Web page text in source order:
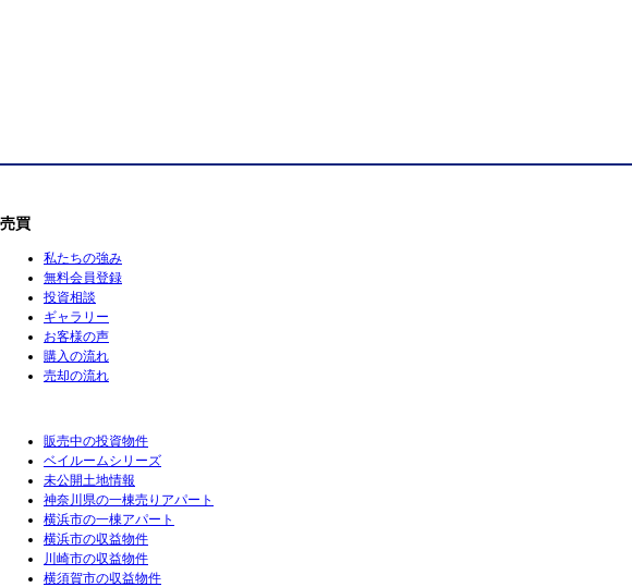
売買
私たちの強み
無料会員登録
投資相談
ギャラリー
お客様の声
購入の流れ
売却の流れ
販売中の投資物件
ベイルームシリーズ
未公開土地情報
神奈川県の一棟売りアパート
横浜市の一棟アパート
横浜市の収益物件
川崎市の収益物件
横須賀市の収益物件